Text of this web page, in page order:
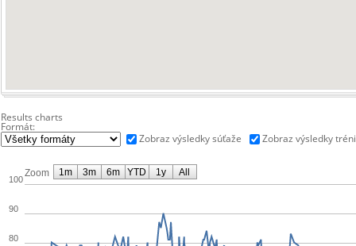
Results charts
Formát:
Zobraz výsledky súťaže
Zobraz výsledky
Zoom
80
90
100
1m 3m 6m YTD 1y All